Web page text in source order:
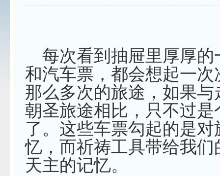
每次看到抽屉里厚厚的
和汽车票，都会想起一次
那么多次的旅途，如果与
朝圣旅途相比，只不过是
了。这些车票勾起的是对
忆，而祈祷工具带给我们
天主的记忆。